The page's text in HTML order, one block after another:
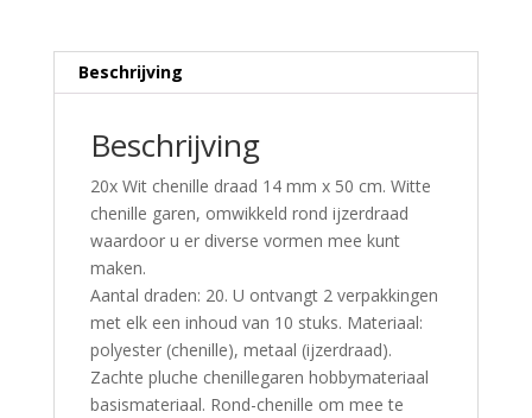
Beschrijving
Beschrijving
20x Wit chenille draad 14 mm x 50 cm. Witte
chenille garen, omwikkeld rond ijzerdraad
waardoor u er diverse vormen mee kunt
maken.
Aantal draden: 20. U ontvangt 2 verpakkingen
met elk een inhoud van 10 stuks. Materiaal:
polyester (chenille), metaal (ijzerdraad).
Zachte pluche chenillegaren hobbymateriaal
basismateriaal. Rond-chenille om mee te